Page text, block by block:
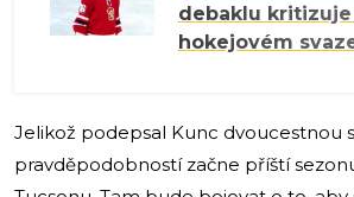
debaklu
hokejovém
Jelikož podepsal Kunc dvoucestnou
pravděpodobností začne příští